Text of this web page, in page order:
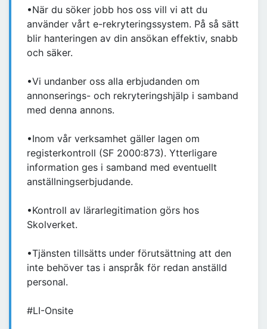
•När du söker jobb hos oss vill vi att du
använder vårt e-rekryteringssystem. På så sätt
blir hanteringen av din ansökan effektiv, snabb
och säker.
•Vi undanber oss alla erbjudanden om
annonserings- och rekryteringshjälp i samband
med denna annons.
•Inom vår verksamhet gäller lagen om
registerkontroll (SF 2000:873). Ytterligare
information ges i samband med eventuellt
anställningserbjudande.
•Kontroll av lärarlegitimation görs hos
Skolverket.
•Tjänsten tillsätts under förutsättning att den
inte behöver tas i anspråk för redan anställd
personal.
#LI-Onsite